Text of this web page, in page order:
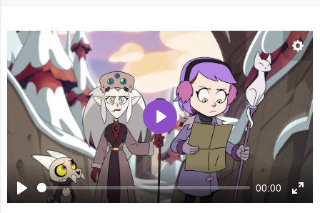
Воспроизвести
00:00
Воспроизвести